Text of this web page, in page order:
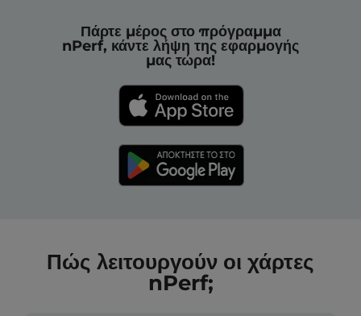
Πάρτε μέρος στο πρόγραμμα
nPerf, κάντε λήψη της εφαρμογής
μας τώρα!
Πώς λειτουργούν οι χάρτες
nPerf;